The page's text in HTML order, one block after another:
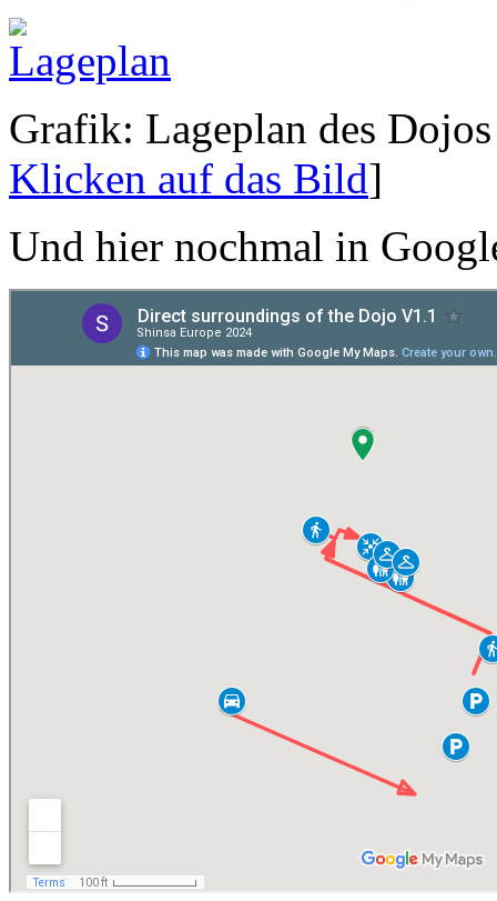
Grafik: Lageplan des
Klicken auf das Bild]
Und hier nochmal in